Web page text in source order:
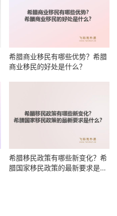
希腊商业移民有哪些优势？希腊
商业移民的好处是什么？
希腊移民政策有哪些新变化？希
腊国家移民政策的最新要求是什